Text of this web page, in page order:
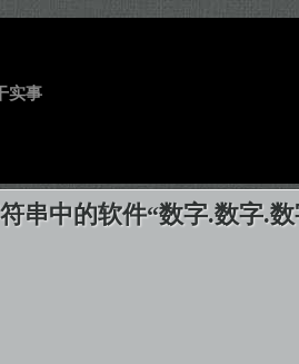
实事
串中的软件“数字.数字.